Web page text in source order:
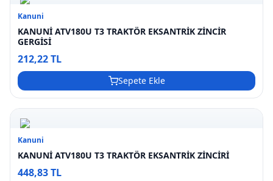
Kanuni
KANUNİ ATV180U T3 TRAKTÖR EKSANTRİK ZİNCİR
GERGİSİ
212,22 TL
Sepete Ekle
Kanuni
KANUNİ ATV180U T3 TRAKTÖR EKSANTRİK ZİNCİRİ
448,83 TL